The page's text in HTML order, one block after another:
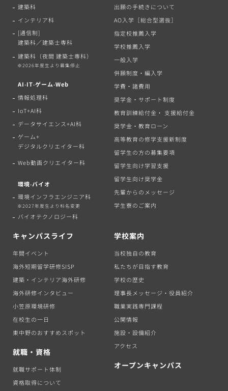
建築科
インテリア科
[通信制]
建築科／建築士専科
建築科（夜間 建築士専科）
※2026年度生より募集停止
AI‧IT‧ゲーム‧Web
情報処理科
IoT+AI科
データサイエンス+AI科
ゲーム+
デジタルクリエイター科
Web動画クリエイター科
環境‧バイオ
環境インフラエンジニア科
※2027年度生より科名変更
バイオテクノロジー科
出願の手続きについて
AO入学［総合型選抜］
指定校推薦入学
学校推薦入学
一般入学
併願制度・編入学
学費・諸費用
奨学金・サポート制度
教育訓練給付金・ 支援給付金
奨学金・教育ローン
高等教育の修学支援新制度
留学生の方の募集要項
留学生向け学習支援
留学生向け奨学金
先輩からのメッセージ
学生寮のご案内
キャンパスライフ
年間イベント
海外短期留学研修SISP
建築・インテリア海外研修
海外研修インタビュー
小笠原環境研修
在校生の一日
東中野のおすすめスポット
就職・資格
就職サポート体制
資格取得について
学校案内
当校独自の教育
私たちが目指す教育
学校の歴史
理事長メッセージ・役員紹介
職業実践専門課程
公開情報
施設・設備紹介
アクセス
オープンキャンパス